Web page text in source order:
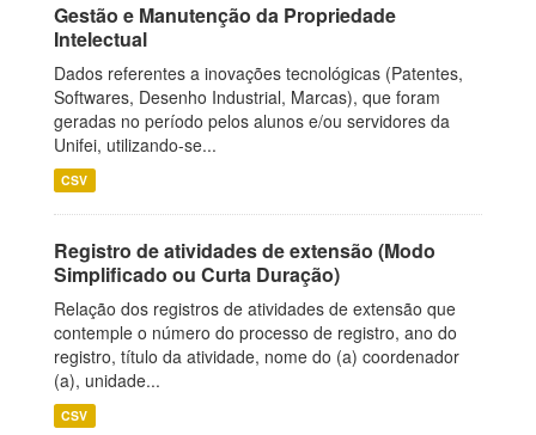
Gestão e Manutenção da Propriedade
Intelectual
Dados referentes a inovações tecnológicas (Patentes,
Softwares, Desenho Industrial, Marcas), que foram
geradas no período pelos alunos e/ou servidores da
Unifei, utilizando-se...
CSV
Registro de atividades de extensão (Modo
Simplificado ou Curta Duração)
Relação dos registros de atividades de extensão que
contemple o número do processo de registro, ano do
registro, título da atividade, nome do (a) coordenador
(a), unidade...
CSV